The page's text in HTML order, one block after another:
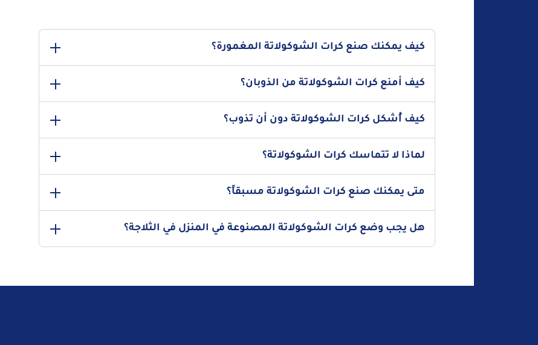
كيف يمكنك صنع كرات الشوكولاتة المغمورة؟
أن تساعدك في ذلك. تُعد أداة غمس كرات الشوكولاتة أو الحلوى أمرًا ضروريًا، وستُساعدك في غمر كرات
كيف أمنع كرات الشوكولاتة من الذوبان؟
حاوية محكمة الإغلاق.
كيف أُشكل كرات الشوكولاتة دون أن تذوب؟
هنا) واستخدمي ملعقة أخرى لجعلها تكون على شكل كرة قدر الإمكان. من هناك، استخدمي أطراف أصابعك
لماذا لا تتماسك كرات الشوكولاتة؟
الذهبية حيث تكون نسبة الشوكولاتة إلى الكريمة 2:1. تأكدي من وزن كلا المكونين للحصول على النسب الدقيقة.
متى يمكنك صنع كرات الشوكولاتة مسبقاً؟
الآن كل ما عليك فعله هو مقاومة الإغراء في كل مرة تفتحين فيها الثلاجة.
هل يجب وضع كرات الشوكولاتة المصنوعة في المنزل في الثلاجة؟